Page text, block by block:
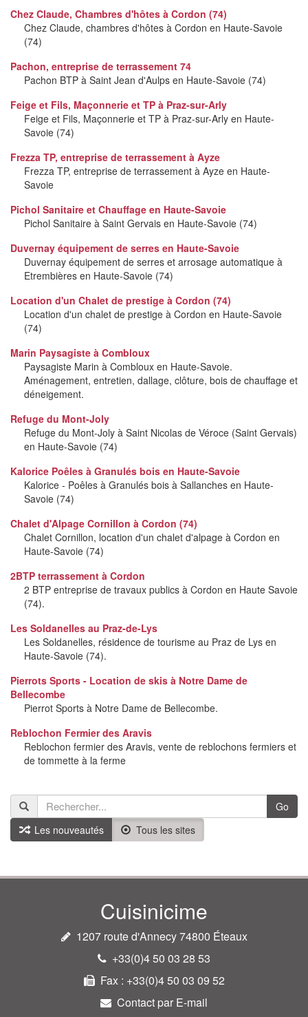
Chez Claude, Chambres d'hôtes à Cordon (74)
Chez Claude, chambres d'hôtes à Cordon en Haute-Savoie
(74)
Pachon, entreprise de terrassement 74
Pachon BTP à Saint Jean d'Aulps en Haute-Savoie (74)
Feige et Fils, Maçonnerie et TP à Praz-sur-Arly
Feige et Fils, Maçonnerie et TP à Praz-sur-Arly en Haute-
Savoie (74)
Frezza TP, entreprise de terrassement à Ayze
Frezza TP, entreprise de terrassement à Ayze en Haute-
Savoie
Pichol Sanitaire et Chauffage en Haute-Savoie
Pichol Sanitaire à Saint Gervais en Haute-Savoie (74)
Duvernay équipement de serres en Haute-Savoie
Duvernay équipement de serres et arrosage automatique à
Etrembières en Haute-Savoie (74)
Location d'un Chalet de prestige à Cordon (74)
Location d'un chalet de prestige à Cordon en Haute-Savoie
(74)
Marin Paysagiste à Combloux
Paysagiste Marin à Combloux en Haute-Savoie.
Aménagement, entretien, dallage, clôture, bois de chauffage et
déneigement.
Refuge du Mont-Joly
Refuge du Mont-Joly à Saint Nicolas de Véroce (Saint Gervais)
en Haute-Savoie (74)
Kalorice Poêles à Granulés bois en Haute-Savoie
Kalorice - Poêles à Granulés bois à Sallanches en Haute-
Savoie (74)
Chalet d'Alpage Cornillon à Cordon (74)
Chalet Cornillon, location d'un chalet d'alpage à Cordon en
Haute-Savoie (74)
2BTP terrassement à Cordon
2 BTP entreprise de travaux publics à Cordon en Haute Savoie
(74).
Les Soldanelles au Praz-de-Lys
Les Soldanelles, résidence de tourisme au Praz de Lys en
Haute-Savoie (74).
Pierrots Sports - Location de skis à Notre Dame de
Bellecombe
Pierrot Sports à Notre Dame de Bellecombe.
Reblochon Fermier des Aravis
Reblochon fermier des Aravis, vente de reblochons fermiers et
de tommette à la ferme
Go
Les nouveautés
Tous les sites
Cuisinicime
1207 route d'Annecy 74800 Éteaux
+33(0)4 50 03 28 53
Fax : +33(0)4 50 03 09 52
Contact par E-mail